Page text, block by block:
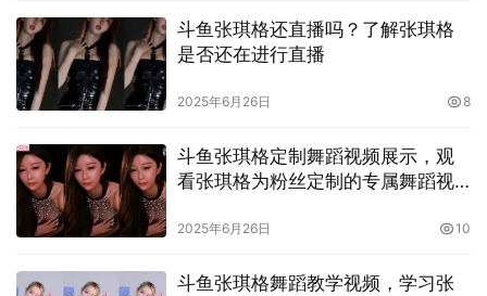
斗鱼张琪格还直播吗？了解张琪格
是否还在进行直播
2025年6月26日 8
斗鱼张琪格定制舞蹈视频展示，观
看张琪格为粉丝定制的专属舞蹈视
2025年6月26日 10
斗鱼张琪格舞蹈教学视频，学习张